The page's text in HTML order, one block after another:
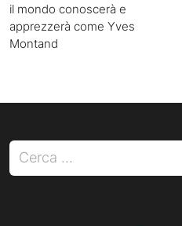
il mondo conoscerà e
apprezzerà come Yves
Montand
Ricerca per: